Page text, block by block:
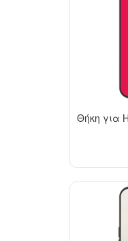
Θήκη για